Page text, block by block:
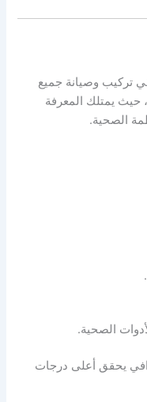
تركيب وصيانة جميع
حيث يمتلك المعرفة
الصحية.
الصحية.
يحقق أعلى درجات